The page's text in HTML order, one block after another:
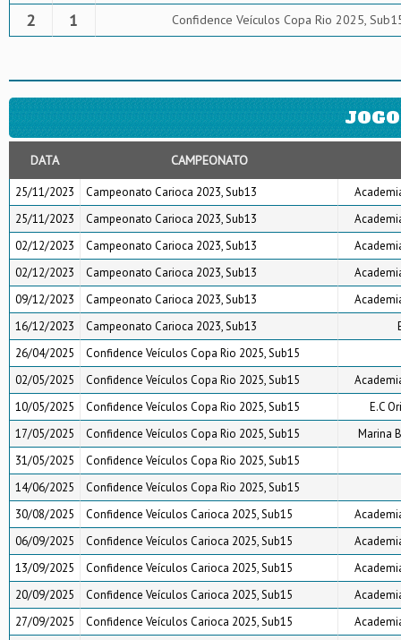
2 1 Confidence Veículos Copa Rio 2025,
DATA CAMPEONATO
25/11/2023 Campeonato Carioca 2023, Sub13
25/11/2023
Campeonato Carioca 2023, Sub13
02/12/2023
Campeonato Carioca 2023, Sub13
02/12/2023
Campeonato Carioca 2023, Sub13
09/12/2023
Campeonato Carioca 2023, Sub13
16/12/2023
Campeonato Carioca 2023, Sub13
26/04/2025
Confidence Veículos Copa Rio 2025, Sub15
02/05/2025
Confidence Veículos Copa Rio 2025, Sub15
10/05/2025
Confidence Veículos Copa Rio 2025, Sub15
E.C
17/05/2025
Confidence Veículos Copa Rio 2025, Sub15
Marina
31/05/2025
Confidence Veículos Copa Rio 2025, Sub15
14/06/2025
Confidence Veículos Copa Rio 2025, Sub15
30/08/2025
Confidence Veículos Carioca 2025, Sub15
06/09/2025
Confidence Veículos Carioca 2025, Sub15
13/09/2025
Confidence Veículos Carioca 2025, Sub15
20/09/2025
Confidence Veículos Carioca 2025, Sub15
27/09/2025
Confidence Veículos Carioca 2025, Sub15